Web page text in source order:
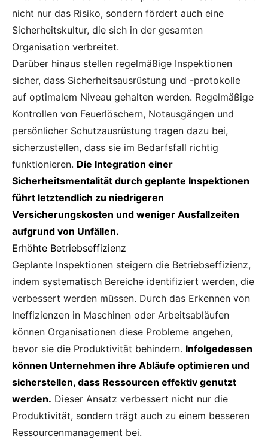
nicht nur das Risiko, sondern fördert auch eine
Sicherheitskultur, die sich in der gesamten
Organisation verbreitet.
Darüber hinaus stellen regelmäßige Inspektionen
sicher, dass Sicherheitsausrüstung und -protokolle
auf optimalem Niveau gehalten werden. Regelmäßige
Kontrollen von Feuerlöschern, Notausgängen und
persönlicher Schutzausrüstung tragen dazu bei,
sicherzustellen, dass sie im Bedarfsfall richtig
funktionieren. Die Integration einer
Sicherheitsmentalität durch geplante Inspektionen
führt letztendlich zu niedrigeren
Versicherungskosten und weniger Ausfallzeiten
aufgrund von Unfällen.
Erhöhte Betriebseffizienz
Geplante Inspektionen steigern die Betriebseffizienz,
indem systematisch Bereiche identifiziert werden, die
verbessert werden müssen. Durch das Erkennen von
Ineffizienzen in Maschinen oder Arbeitsabläufen
können Organisationen diese Probleme angehen,
bevor sie die Produktivität behindern. Infolgedessen
können Unternehmen ihre Abläufe optimieren und
sicherstellen, dass Ressourcen effektiv genutzt
werden. Dieser Ansatz verbessert nicht nur die
Produktivität, sondern trägt auch zu einem besseren
Ressourcenmanagement bei.